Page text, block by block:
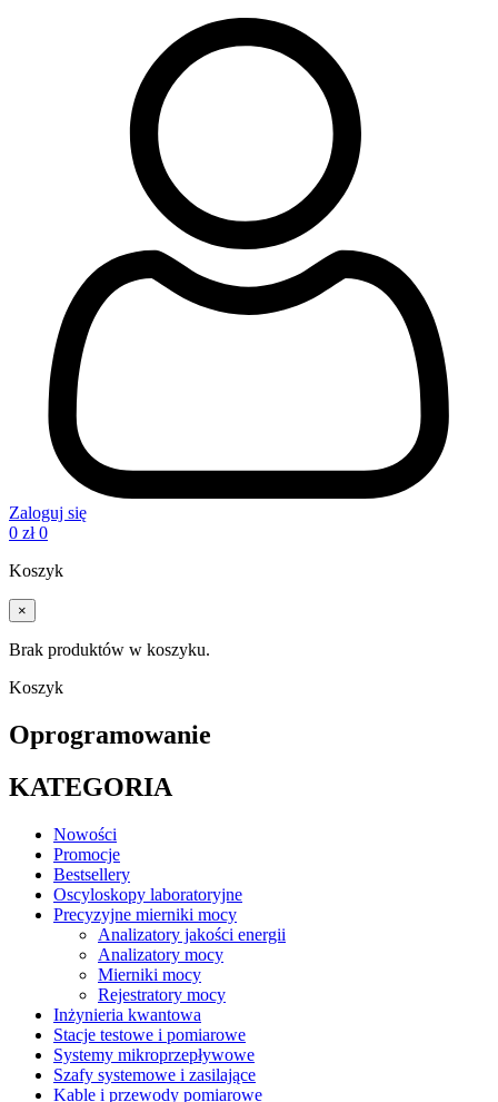
Zaloguj się
0 zł 0
Koszyk
×
Brak produktów w koszyku.
Koszyk
Oprogramowanie
KATEGORIA
Nowości
Promocje
Bestsellery
Oscyloskopy laboratoryjne
Precyzyjne mierniki mocy
Analizatory jakości energii
Analizatory mocy
Mierniki mocy
Rejestratory mocy
Inżynieria kwantowa
Stacje testowe i pomiarowe
Systemy mikroprzepływowe
Szafy systemowe i zasilające
Kable i przewody pomiarowe